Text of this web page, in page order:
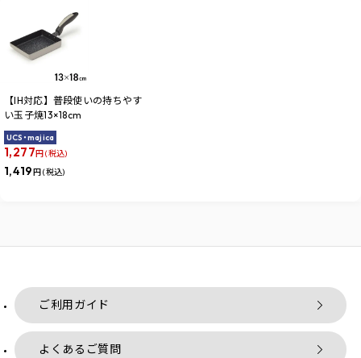
【IH対応】普段使いの持ちやす
い玉子焼13×18cm
UCS・majica
1,277円 (税込)
1,419 円 (税込)
ご利用ガイド
よくあるご質問